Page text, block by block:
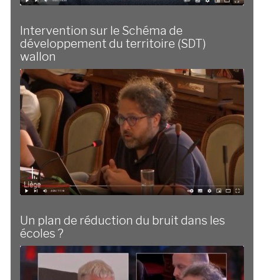
Intervention sur le Schéma de
développement du territoire (SDT)
wallon
Un plan de réduction du bruit dans les
écoles ?